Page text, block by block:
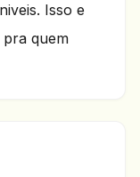
Isso e
pra quem